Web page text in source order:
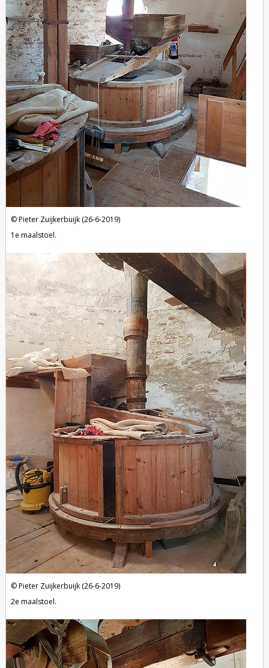
Pieter Zuijkerbuijk (26-6-2019)
1e maalstoel.
Pieter Zuijkerbuijk (26-6-2019)
2e maalstoel.